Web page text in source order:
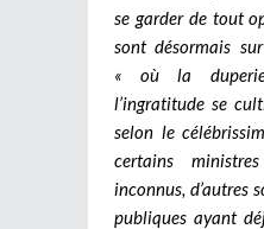
se garder de tout
sont désormais
« où la
l’ingratitude se
selon le
certains
inconnus, d’autres
publiques ayant